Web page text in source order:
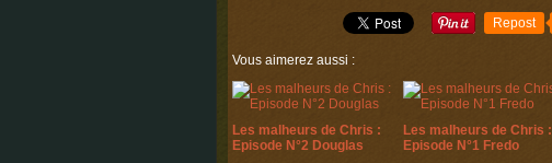
Repost
Vous aimerez aussi :
Les malheurs de Chris :
Episode N°2 Douglas
Les malheurs de Chris :
Episode N°1 Fredo